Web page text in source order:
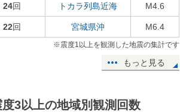
24回 トカラ列島近海 M4.6
22回 宮城県沖 M6.4
※震度1以上を観測した地震の集計です
もっと見る
度3以上の地域別観測回数